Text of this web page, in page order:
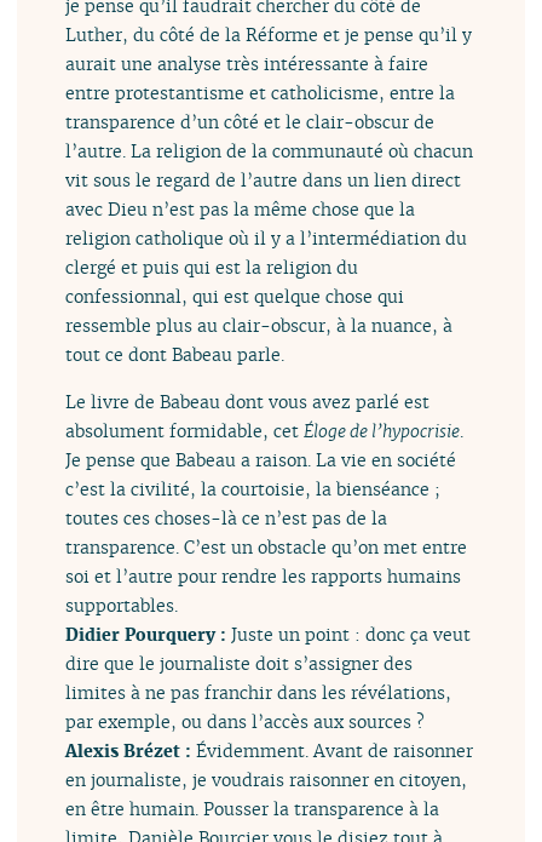
je pense qu’il faudrait chercher du côté de
Luther, du côté de la Réforme et je pense qu’il y
aurait une analyse très intéressante à faire
entre protestantisme et catholicisme, entre la
transparence d’un côté et le clair-obscur de
l’autre. La religion de la communauté où chacun
vit sous le regard de l’autre dans un lien direct
avec Dieu n’est pas la même chose que la
religion catholique où il y a l’intermédiation du
clergé et puis qui est la religion du
confessionnal, qui est quelque chose qui
ressemble plus au clair-obscur, à la nuance, à
tout ce dont Babeau parle.
Le livre de Babeau dont vous avez parlé est
absolument formidable, cet Éloge de l’hypocrisie
Je pense que Babeau a raison. La vie en société
c’est la civilité, la courtoisie, la bienséance ;
toutes ces choses-là ce n’est pas de la
transparence. C’est un obstacle qu’on met entre
soi et l’autre pour rendre les rapports humains
supportables.
Didier Pourquery :Juste un point : donc ça veut
dire que le journaliste doit s’assigner des
limites à ne pas franchir dans les révélations,
par exemple, ou dans l’accès aux sources ?
Alexis Brézet :Évidemment. Avant de raisonner
en journaliste, je voudrais raisonner en citoyen,
en être humain. Pousser la transparence à la
limite, Danièle Bourcier vous le disiez tout à